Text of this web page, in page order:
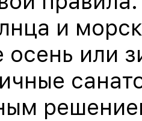
и
осень или